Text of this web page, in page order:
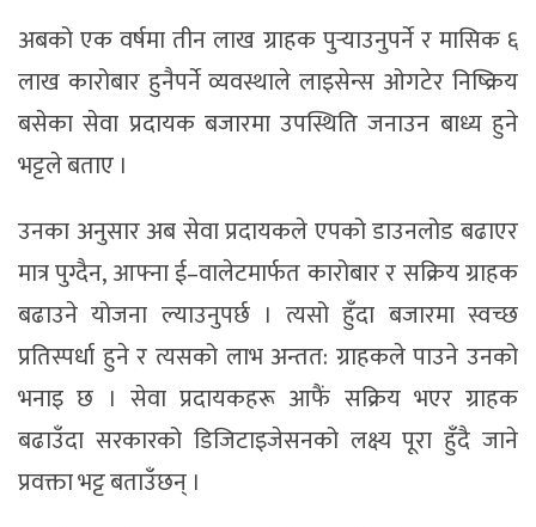
अबको एक वर्षमा तीन लाख ग्राहक पुर्‍याउनुपर्ने र मासिक ६
लाख कारोबार हुनैपर्ने व्यवस्थाले लाइसेन्स ओगटेर निष्क्रिय
बसेका सेवा प्रदायक बजारमा उपस्थिति जनाउन बाध्य हुने
भट्टले बताए ।
उनका अनुसार अब सेवा प्रदायकले एपको डाउनलोड बढाएर
मात्र पुग्दैन, आफ्ना ई–वालेटमार्फत कारोबार र सक्रिय ग्राहक
बढाउने योजना ल्याउनुपर्छ । त्यसो हुँदा बजारमा स्वच्छ
प्रतिस्पर्धा हुने र त्यसको लाभ अन्तत: ग्राहकले पाउने उनको
भनाइ छ । सेवा प्रदायकहरू आफैं सक्रिय भएर ग्राहक
बढाउँदा सरकारको डिजिटाइजेसनको लक्ष्य पूरा हुँदै जाने
प्रवक्ता भट्ट बताउँछन् ।